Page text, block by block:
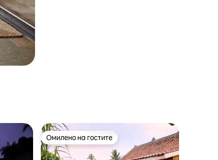
Омилено на гостите
Омилено на гостите